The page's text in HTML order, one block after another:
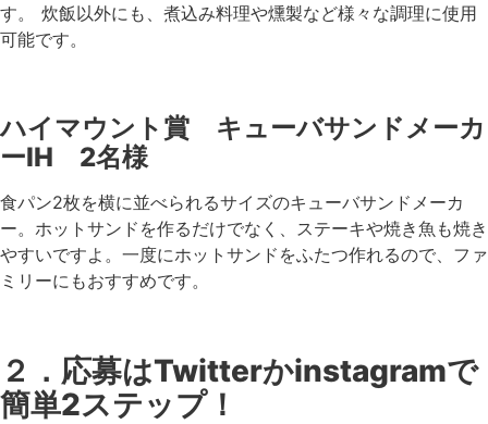
す。 炊飯以外にも、煮込み料理や燻製など様々な調理に使用
可能です。
ハイマウント賞 キューバサンドメーカ
ーIH 2名様
食パン2枚を横に並べられるサイズのキューバサンドメーカ
ー。ホットサンドを作るだけでなく、ステーキや焼き魚も焼き
やすいですよ。一度にホットサンドをふたつ作れるので、ファ
ミリーにもおすすめです。
２．応募はTwitterかinstagramで
簡単2ステップ！